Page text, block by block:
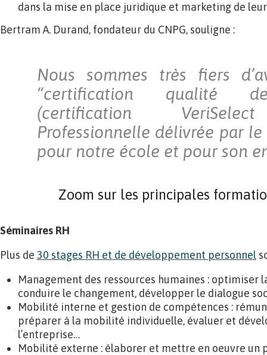
dans la mise en place juridique et marketing de
Bertram A. Durand, fondateur du CNPG, souligne :
Nous sommes très fiers
“certification qualité
(certification
Professionnelle délivrée par le
pour notre école et pour son
Zoom sur les principales
Séminaires RH
Plus de 30 stages RH et de développement personnel
Management des ressources humaines : optimiser
conduire le changement, développer le dialogue
Mobilité interne et gestion de compétences :
préparer à la mobilité individuelle, évaluer et
l’entreprise…
Mobilité externe : élaborer et mettre en oeuvre un